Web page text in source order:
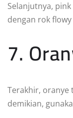
Selanjutnya,
dengan rok
7.
Terakhir, oranye
demikian,